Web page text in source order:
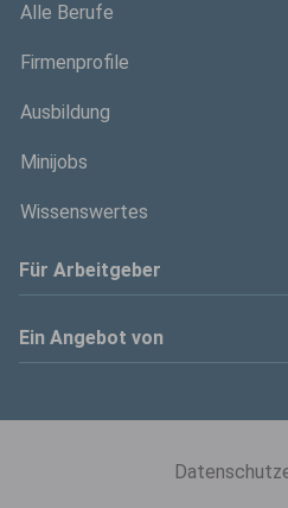
Alle Berufe
Firmenprofile
Ausbildung
Minijobs
Wissenswertes
Für Arbeitgeber
Anzeige schalten
Ein Angebot von